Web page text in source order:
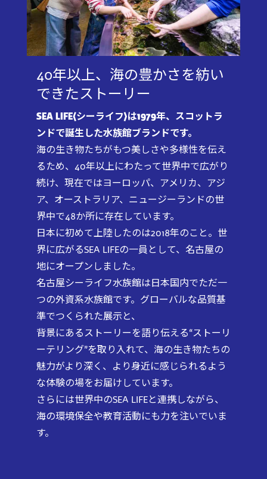
40年以上、海の豊かさを紡い
できたストーリー
SEA LIFE〈シーライフ〉は1979年、スコットラ
ンドで誕生した水族館ブランドです。
海の生き物たちがもつ美しさや多様性を伝え
るため、40年以上にわたって世界中で広がり
続け、現在ではヨーロッパ、アメリカ、アジ
ア、オーストラリア、ニュージーランドの世
界中で48か所に存在しています。
日本に初めて上陸したのは2018年のこと。世
界に広がるSEA LIFEの一員として、名古屋の
地にオープンしました。
名古屋シーライフ水族館は日本国内でただ一
つの外資系水族館です。グローバルな品質基
準でつくられた展示と、
背景にあるストーリーを語り伝える“ストーリ
ーテリング”を取り入れて、海の生き物たちの
魅力がより深く、より身近に感じられるよう
な体験の場をお届けしています。
さらには世界中のSEA LIFEと連携しながら、
海の環境保全や教育活動にも力を注いでいま
す。